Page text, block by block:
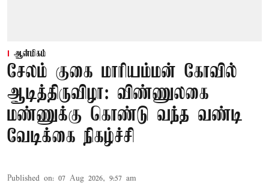
ஆன்மிகம்
சேலம் குகை மாரியம்மன் கோவில்
ஆடித்திருவிழா: விண்ணுலகை
மண்ணுக்கு கொண்டு வந்த வண்டி
வேடிக்கை நிகழ்ச்சி
Published on: 07 Aug 2026, 9:57 am